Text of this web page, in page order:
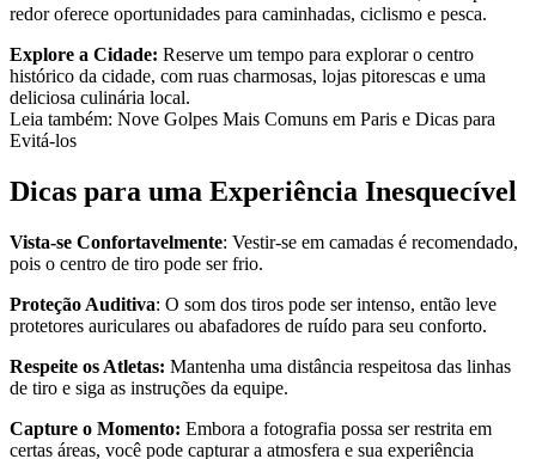
redor oferece oportunidades para caminhadas, ciclismo e pesca.
Explore a Cidade: Reserve um tempo para explorar o centro
histórico da cidade, com ruas charmosas, lojas pitorescas e uma
deliciosa culinária local.
Leia também: Nove Golpes Mais Comuns em Paris e Dicas para
Evitá-los
Dicas para uma Experiência Inesquecível
Vista-se Confortavelmente: Vestir-se em camadas é recomendado,
pois o centro de tiro pode ser frio.
Proteção Auditiva: O som dos tiros pode ser intenso, então leve
protetores auriculares ou abafadores de ruído para seu conforto.
Respeite os Atletas: Mantenha uma distância respeitosa das linhas
de tiro e siga as instruções da equipe.
Capture o Momento: Embora a fotografia possa ser restrita em
certas áreas, você pode capturar a atmosfera e sua experiência